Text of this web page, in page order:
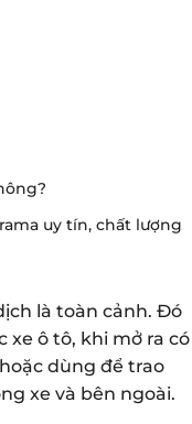
uy tín, chất lượng
là toàn cảnh. Đó
xe ô tô, khi mở ra có
dùng để trao
xe và bên ngoài.